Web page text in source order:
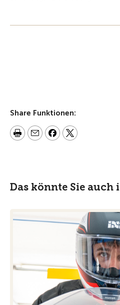
Share Funktionen:
Das könnte Sie auch